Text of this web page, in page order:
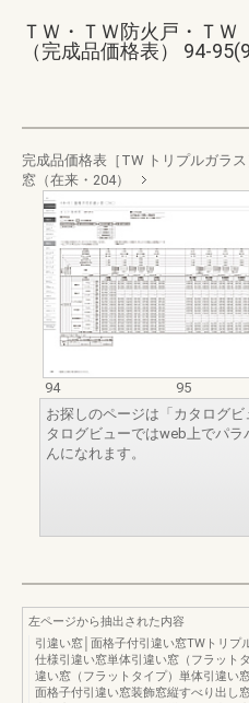
ＴＷ・ＴＷ防火戸・Ｔ
（完成品価格表） 94-
完成品価格表［TW トリプルガラス
窓（在来・204）
94
95
お探しのページは「カタログ
タログビューではweb上でパ
んになれます。
左ページから抽出された内容
引違い窓│面格子付引違い窓TWトリプ
仕様引違い窓単体引違い窓（フラット
違い窓（フラットタイプ）単体引違い
面格子付引違い窓装飾窓縦すべり出し